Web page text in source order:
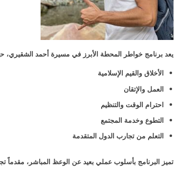
يعد برنامج خواطر المحطة الأبرز في مسيرة أحمد
الأخلاق والقيم الإسلامية
العمل والإتقان
احترام الوقت والتنظيم
التطوع وخدمة المجتمع
التعلم من تجارب الدول المتقدمة
تميز البرنامج بأسلوب عملي بعيد عن الوعظ المباشر، مقدماً